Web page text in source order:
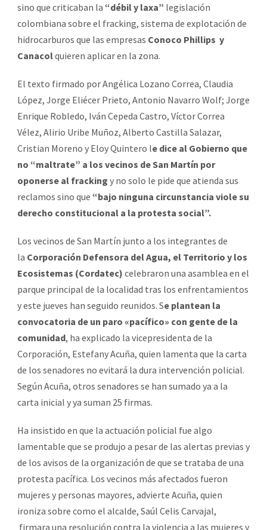
sino que criticaban la “débil y laxa” legislación
colombiana sobre el fracking, sistema de explotación de
hidrocarburos que las empresas Conoco Phillips y
Canacolquieren aplicar en la zona.
El texto firmado por Angélica Lozano Correa, Claudia
López, Jorge Eliécer Prieto, Antonio Navarro Wolf; Jorge
Enrique Robledo, Iván Cepeda Castro, Víctor Correa
Vélez, Alirio Uribe Muñoz, Alberto Castilla Salazar,
Cristian Moreno y Eloy Quintero le dice al Gobierno que
no “maltrate” a los vecinos de San Martín por
oponerse al fracking y no solo le pide que atienda sus
reclamos sino que “bajo ninguna circunstancia viole su
derecho constitucional a la protesta social”.
Los vecinos de San Martín junto a los integrantes de
la Corporación Defensora del Agua, el Territorio y los
Ecosistemas (Cordatec) celebraron una asamblea en el
parque principal de la localidad tras los enfrentamientos
y este jueves han seguido reunidos. Se plantean la
convocatoria de un paro «pacífico» con gente de la
comunidad, ha explicado la vicepresidenta de la
Corporación, Estefany Acuña, quien lamenta que la carta
de los senadores no evitará la dura intervención policial.
Según Acuña, otros senadores se han sumado ya a la
carta inicial y ya suman 25 firmas.
Ha insistido en que la actuación policial fue algo
lamentable que se produjo a pesar de las alertas previas y
de los avisos de la organización de que se trataba de una
protesta pacífica. Los vecinos más afectados fueron
mujeres y personas mayores, advierte Acuña, quien
ironiza sobre como el alcalde, Saúl Celis Carvajal,
firmara una resolución contra la violencia a las mujeres y